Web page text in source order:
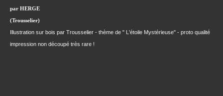
par HERGE
(Trousselier)
Illustration sur bois par Trousselier - thème de " L'étoile Mystérieuse" - proto qualité
impression non découpé très rare !